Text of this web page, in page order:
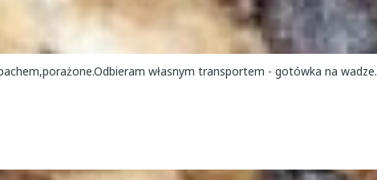
własnym transportem - gotówka na wadze.